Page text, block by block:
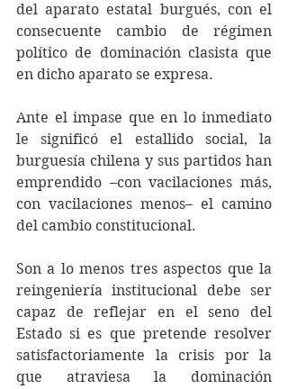
del aparato estatal burgués, con el
consecuente cambio de régimen
político de dominación clasista que
en dicho aparato se expresa.
Ante el impase que en lo inmediato
le significó el estallido social, la
burguesía chilena y sus partidos han
emprendido –con vacilaciones más,
con vacilaciones menos– el camino
del cambio constitucional.
Son a lo menos tres aspectos que la
reingeniería institucional debe ser
capaz de reflejar en el seno del
Estado si es que pretende resolver
satisfactoriamente la crisis por la
que atraviesa la dominación